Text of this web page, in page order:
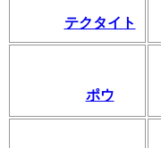
テクタイト
ポウ